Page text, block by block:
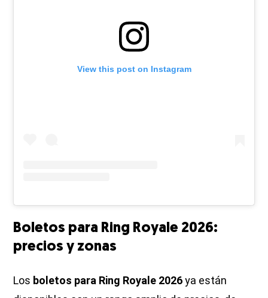
View this post on Instagram
Boletos para Ring Royale 2026:
precios y zonas
Los boletos para Ring Royale 2026ya están